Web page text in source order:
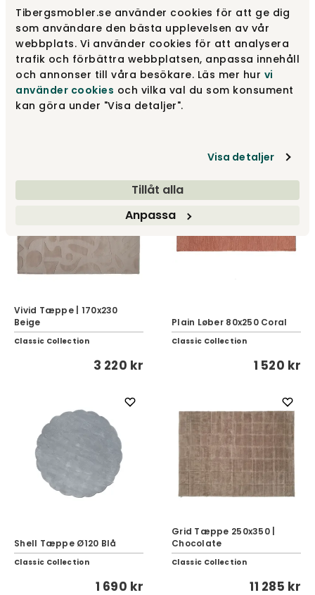
Tibergsmobler.se använder cookies för att ge dig
som användare den bästa upplevelsen av vår
webbplats. Vi använder cookies för att analysera
trafik och förbättra webbplatsen, anpassa innehåll
och annonser till våra besökare. Läs mer hur vi
använder cookies och vilka val du som konsument
kan göra under "Visa detaljer".
Visa detaljer
Tillåt alla
Anpassa
Fyrbo Gangtæppe
80x250 Grøn
Curve Dørmåtte 60x90
Skovgrøn
Vivid Tæppe | 170x230
Beige
Classic Collection
3 220 kr
Plain Løber 80x250 Coral
Classic Collection
1 520 kr
Shell Tæppe Ø120 Blå
Classic Collection
1 690 kr
Grid Tæppe 250x350 |
Chocolate
Classic Collection
11 285 kr